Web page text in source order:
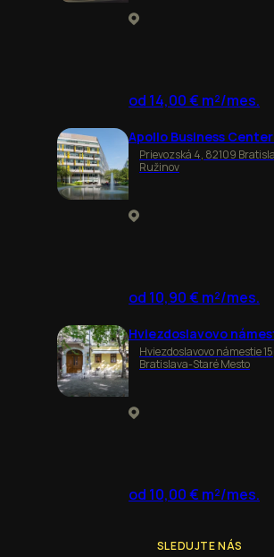
od 14,00 € m²/mes.
Apollo Business Center
Prievozská 4, 82109
Ružinov
od 10,90 € m²/mes.
Hviezdoslavovo
Hviezdoslavovo námestie
Bratislava-Staré Mesto
od 10,00 € m²/mes.
SLEDUJTE NÁS